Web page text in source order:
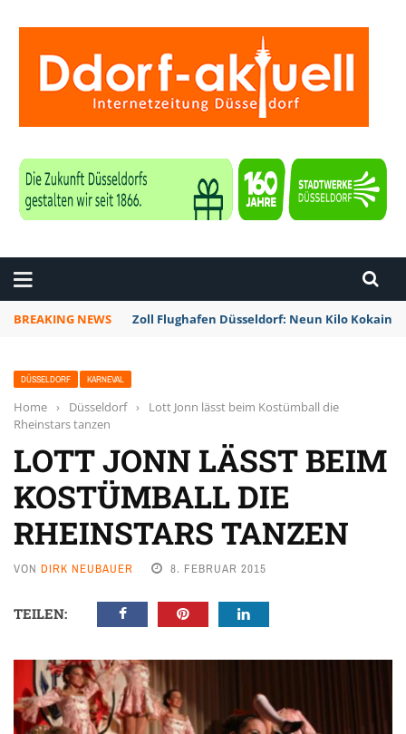
BREAKING NEWS Zoll Flughafen Düsseldorf: Neun Kilo Kokain
DÜSSELDORF KARNEVAL
Home › Düsseldorf ›
Lott Jonn lässt beim Kostümball die
Rheinstars tanzen
LOTT JONN LÄSST BEIM
KOSTÜMBALL DIE
RHEINSTARS TANZEN
VON DIRK NEUBAUER 8. FEBRUAR 2015
TEILEN: